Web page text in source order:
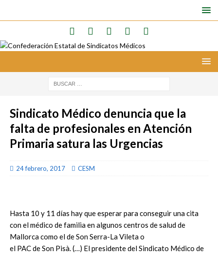
Sindicato Médico denuncia que la
falta de profesionales en Atención
Primaria satura las Urgencias
24 febrero, 2017 CESM
Hasta 10 y 11 días hay que esperar para conseguir una cita
con el médico de familia en algunos centros de salud de
Mallorca como el de Son Serra-La Vileta o
el PAC de Son Pisà. (…) El presidente del Sindicato Médico de